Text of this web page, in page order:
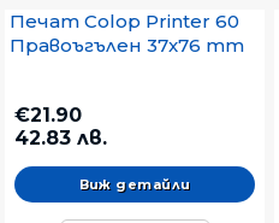
Печат Colop Printer 60
Правоъгълен 37x76 mm
€21.90
42.83 лв.
Виж детайли